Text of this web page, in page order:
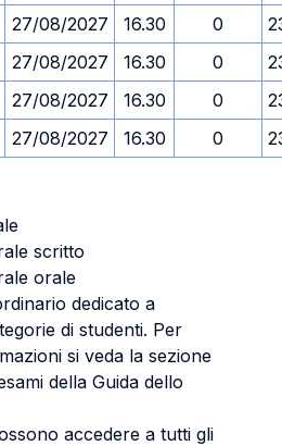
27/08/2027 16.30 0
27/08/2027 16.30 0
27/08/2027 16.30 0
27/08/2027 16.30 0
scritto
orale
dedicato a
di studenti. Per
si veda la sezione
della Guida dello
accedere a tutti gli